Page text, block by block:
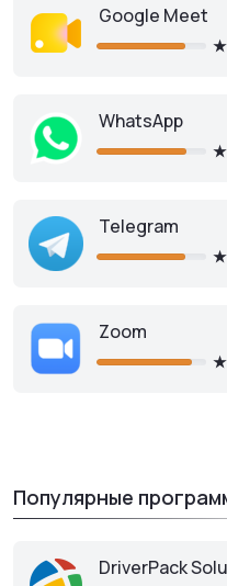
Google Meet
WhatsApp
Telegram
Zoom
Популярные
DriverPack